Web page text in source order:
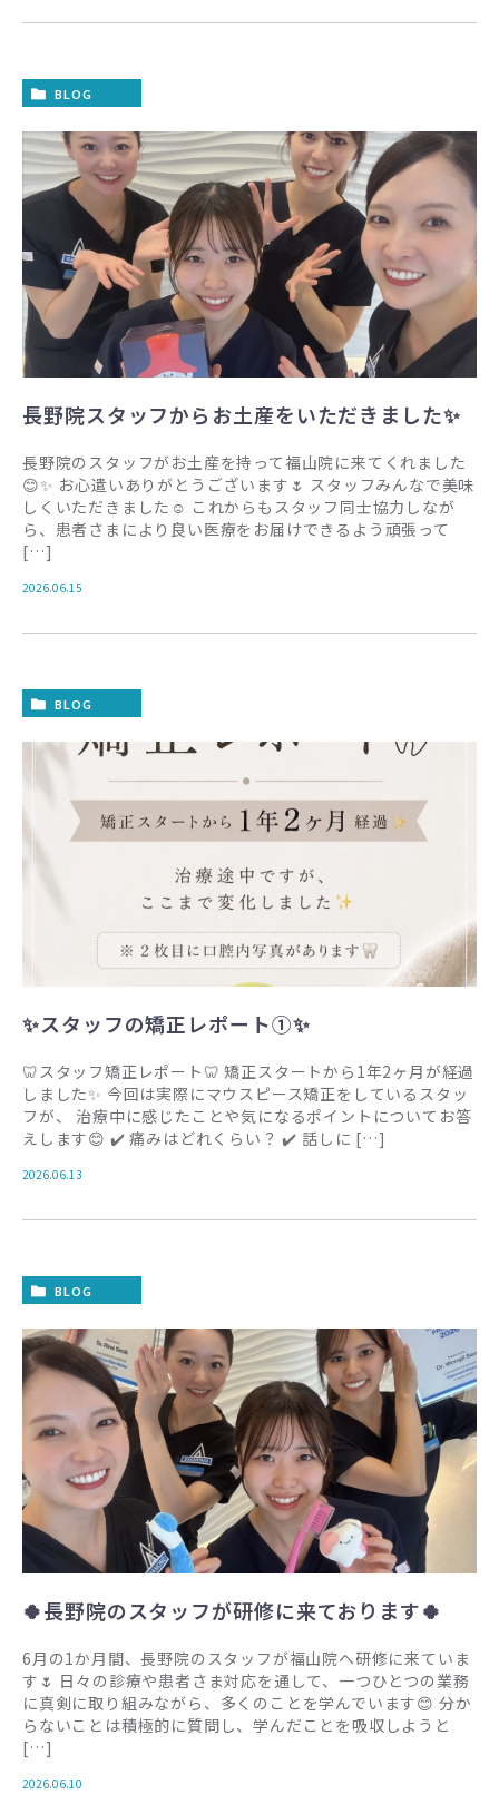
BLOG
長野院スタッフからお土産をいただきました✨
長野院のスタッフがお土産を持って福山院に来てくれました
😊✨ お心遣いありがとうございます🌷 スタッフみんなで美味
しくいただきました☺️ これからもスタッフ同士協力しなが
ら、患者さまにより良い医療をお届けできるよう頑張って
[…]
2026.06.15
BLOG
✨スタッフの矯正レポート①✨
🦷スタッフ矯正レポート🦷 矯正スタートから1年2ヶ月が経過
しました✨ 今回は実際にマウスピース矯正をしているスタッ
フが、 治療中に感じたことや気になるポイントについてお答
えします😊 ✔️ 痛みはどれくらい？ ✔️ 話しに […]
2026.06.13
BLOG
🍀長野院のスタッフが研修に来ております🍀
6月の1か月間、長野院のスタッフが福山院へ研修に来ていま
す🌷 日々の診療や患者さま対応を通して、一つひとつの業務
に真剣に取り組みながら、多くのことを学んでいます😊 分か
らないことは積極的に質問し、学んだことを吸収しようと
[…]
2026.06.10